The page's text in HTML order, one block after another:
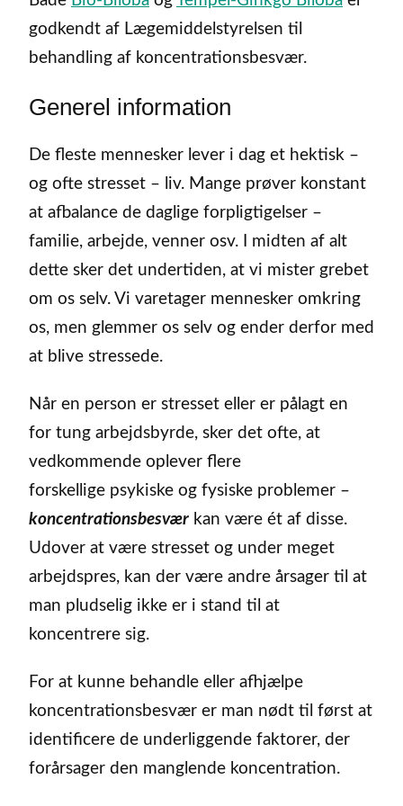
godkendt af Lægemiddelstyrelsen til
behandling af koncentrationsbesvær.
Generel information
De fleste mennesker lever i dag et hektisk –
og ofte stresset – liv. Mange prøver konstant
at afbalance de daglige forpligtigelser –
familie, arbejde, venner osv. I midten af alt
dette sker det undertiden, at vi mister grebet
om os selv. Vi varetager mennesker omkring
os, men glemmer os selv og ender derfor med
at blive stressede.
Når en person er stresset eller er pålagt en
for tung arbejdsbyrde, sker det ofte, at
vedkommende oplever flere
forskellige psykiske og fysiske problemer –
koncentrationsbesvær kan være ét af disse.
Udover at være stresset og under meget
arbejdspres, kan der være andre årsager til at
man pludselig ikke er i stand til at
koncentrere sig.
For at kunne behandle eller afhjælpe
koncentrationsbesvær er man nødt til først at
identificere de underliggende faktorer, der
forårsager den manglende koncentration.